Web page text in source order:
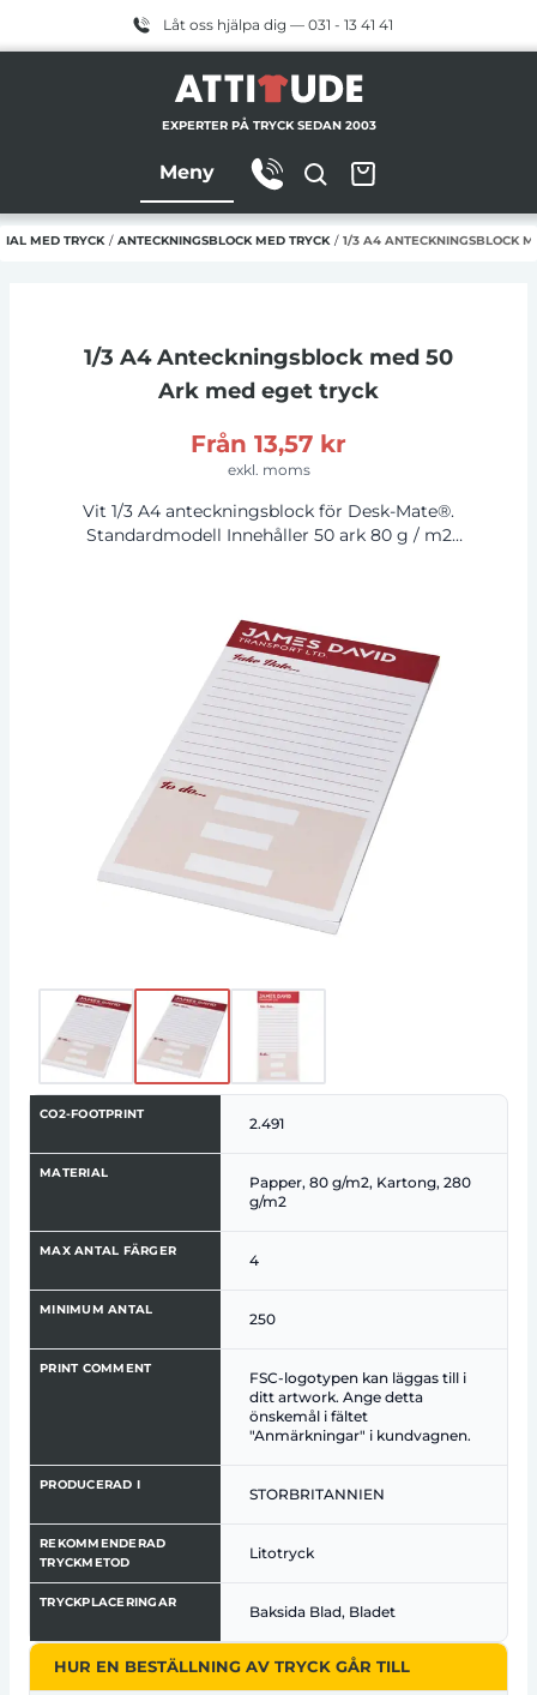
Låt oss hjälpa dig — 031 - 13 41 41
EXPERTER PÅ TRYCK SEDAN 2003
Meny
MED TRYCK / ANTECKNINGSBLOCK MED TRYCK / 1/3 A4 ANTECKNINGSBLOCK
1/3 A4 Anteckningsblock med 50
Ark med eget tryck
Från 13,57 kr
exkl. moms
Vit 1/3 A4 anteckningsblock för Desk-Mate®.
Standardmodell Innehåller 50 ark 80 g / m2
CO2-FOOTPRINT
2.491
MATERIAL
Papper, 80 g/m2, Kartong, 280
g/m2
MAX ANTAL FÄRGER
4
MINIMUM ANTAL
250
PRINT COMMENT
FSC-logotypen kan läggas till i
ditt artwork. Ange detta
önskemål i fältet
"Anmärkningar" i kundvagnen.
PRODUCERAD I
STORBRITANNIEN
REKOMMENDERAD
TRYCKMETOD
Litotryck
TRYCKPLACERINGAR
Baksida Blad, Bladet
HUR EN BESTÄLLNING AV TRYCK GÅR TILL